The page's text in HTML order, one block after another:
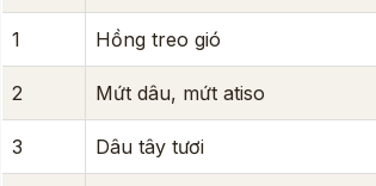
1 Hồng treo gió
2 Mứt dâu, mứt atiso
3 Dâu tây tươi